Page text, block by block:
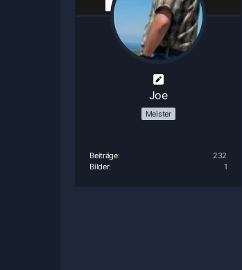
Joe
Meister
Beiträge
232
Bilder
1